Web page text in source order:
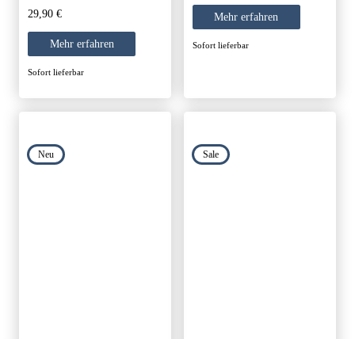
29,90€
Mehr erfahren
Sofort lieferbar
Mehr erfahren
Sofort lieferbar
Neu Sale